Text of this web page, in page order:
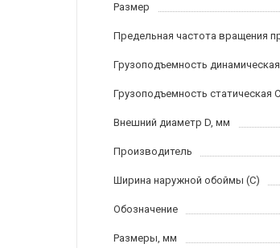
Размер
Предельная частота вращения
Грузоподъемность динамическая
Грузоподъемность статическая
Внешний диаметр D, мм
Производитель
Ширина наружной обоймы (C)
Обозначение
Размеры, мм